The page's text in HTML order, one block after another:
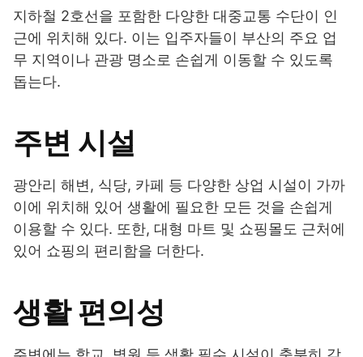
지하철 2호선을 포함한 다양한 대중교통 수단이 인
근에 위치해 있다. 이는 입주자들이 부산의 주요 업
무 지역이나 관광 명소로 손쉽게 이동할 수 있도록
돕는다.
주변 시설
광안리 해변, 식당, 카페 등 다양한 상업 시설이 가까
이에 위치해 있어 생활에 필요한 모든 것을 손쉽게
이용할 수 있다. 또한, 대형 마트 및 쇼핑몰도 근처에
있어 쇼핑의 편리함을 더한다.
생활 편의성